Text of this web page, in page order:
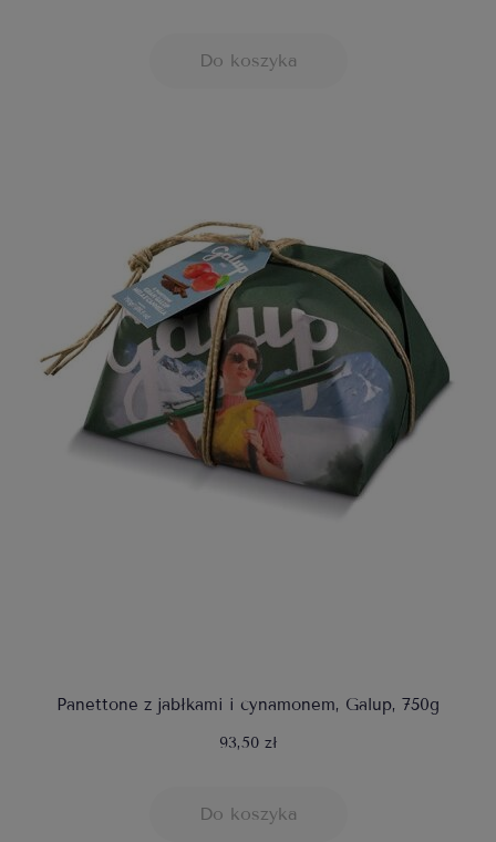
Do koszyka
Panettone z jabłkami i cynamonem, Galup, 750g
93,50 zł
Do koszyka